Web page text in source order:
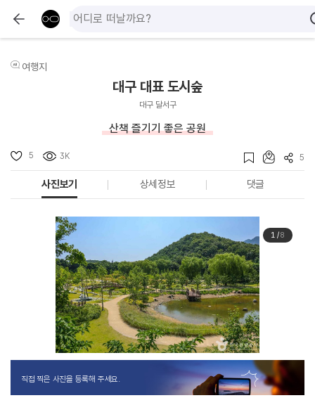
여행지
대구 대표 도시숲
대구 달서구
산책 즐기기 좋은 공원
5 3K 5
사진보기 상세정보 댓글
1/8
직접 찍은 사진을 등록해 주세요.